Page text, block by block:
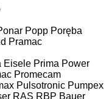
Popp Poręba
Pramac
Eisele Prima Power
Promecam
Pulsotronic Pumpex
RAS RBP Bauer